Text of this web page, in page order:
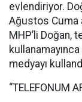
evlendiriyor.
Ağustos Cuma
MHP’li Doğan,
medyayı
“TELEFONUM